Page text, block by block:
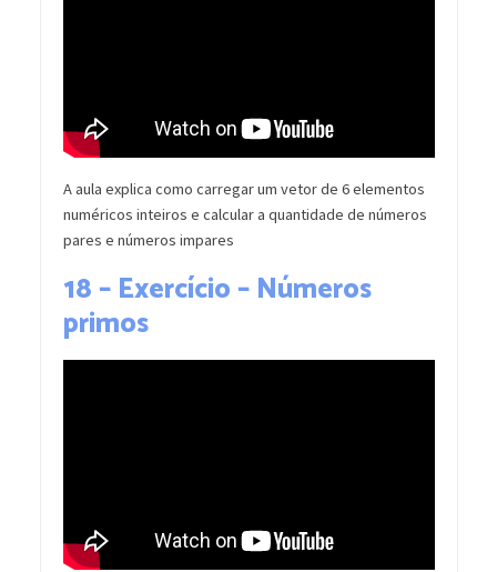
A aula explica como carregar um vetor de 6 elementos
numéricos inteiros e calcular a quantidade de números
pares e números impares
18 – Exercício – Números
primos